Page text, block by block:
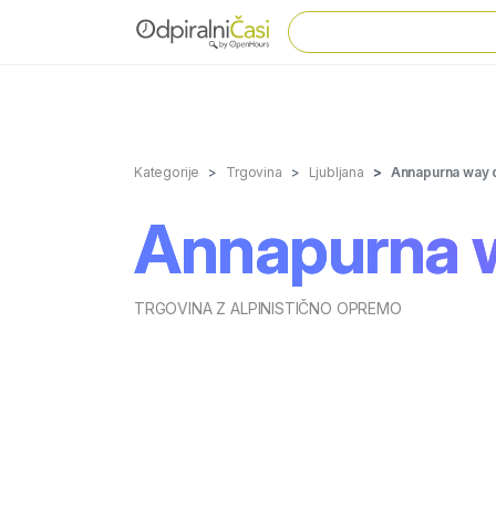
Kategorije Trgovina Ljubljana Annapurna way
Annapurna
TRGOVINA Z ALPINISTIČNO OPREMO